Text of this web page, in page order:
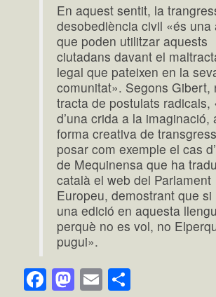
En aquest sentit, la
desobediència civil «és una
que poden utilitzar aquests
ciutadans davant el
legal que pateixen en la
comunitat». Segons Gibert,
tracta de postulats radicals,
d’una crida a la imaginació,
forma creativa de
posar com exemple el cas
de Mequinensa que ha
català el web del Parlament
Europeu, demostrant que si
una edició en aquesta
perquè no es vol, no
pugui».
Facebook
Mastodon
Email